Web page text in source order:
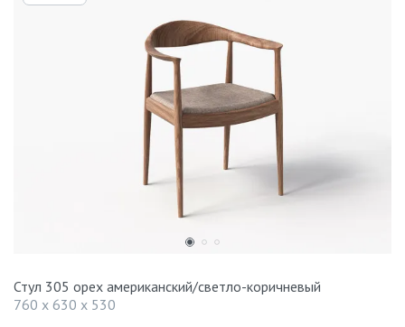
Стул 305 орех американский/светло-коричневый
760 x 630 x 530